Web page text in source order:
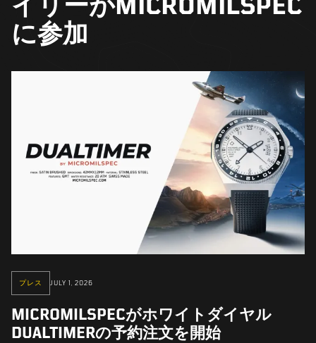
イリーがMICROMILSPEC
に参加
プレス JULY 1, 2026
MICROMILSPECがホワイトダイヤル
DUALTIMERの予約注文を開始